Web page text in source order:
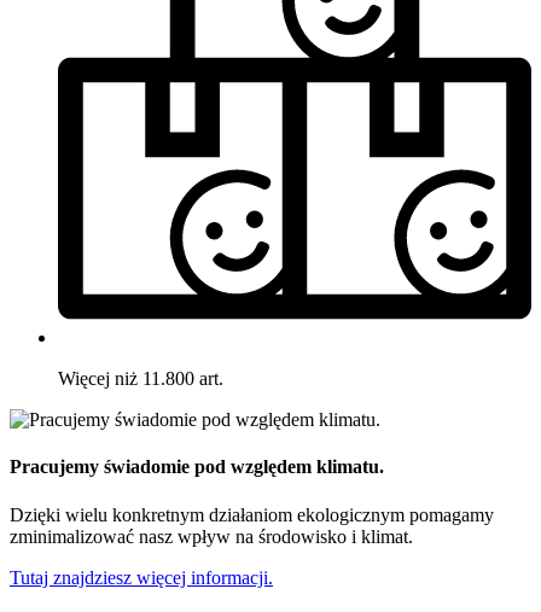
Więcej niż 11.800 art.
Pracujemy świadomie pod względem klimatu.
Dzięki wielu konkretnym działaniom ekologicznym pomagamy
zminimalizować nasz wpływ na środowisko i klimat.
Tutaj znajdziesz więcej informacji.